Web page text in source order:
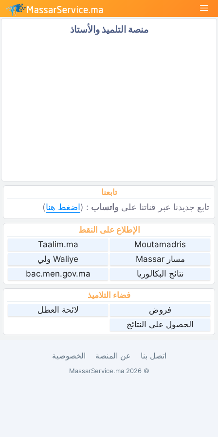
انتقل
إلى
القائمة
منصة التلميذ والأستاذ
تابعنا
تابع جديدنا عبر قناتنا على واتساب : (اضغط هنا)
الإطلاع على النقط
Moutamadris
Taalim.ma
مسار Massar
Waliye ولي
نتائج البكالوريا
bac.men.gov.ma
فضاء التلاميذ
فروض
لائحة العطل
الحصول على النتائج
اتصل بنا عن المنصة الخصوصية
© 2026 MassarService.ma